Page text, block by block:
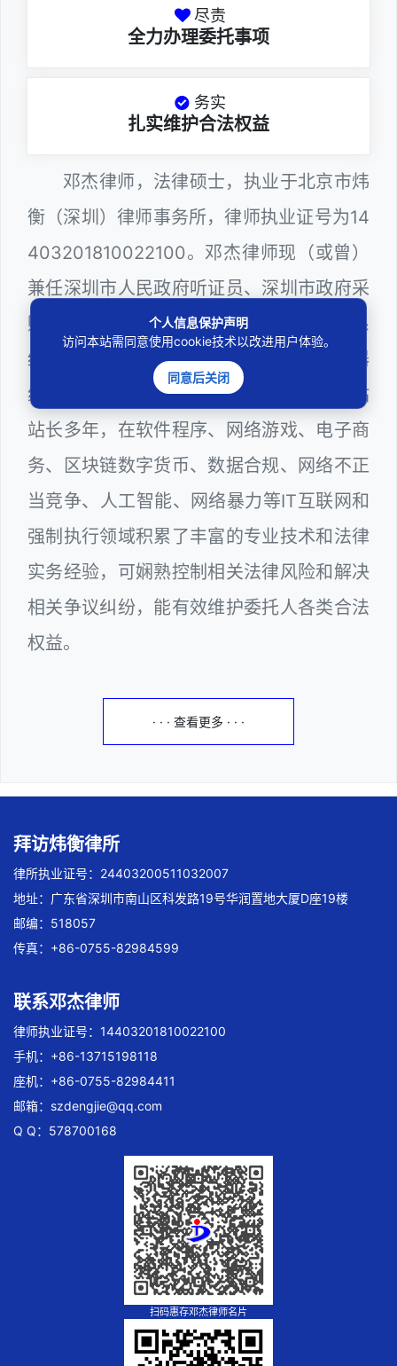
尽责
全力办理委托事项
务实
扎实维护合法权益
邓杰律师，法律硕士，执业于北京市炜
衡（深圳）律师事务所，律师执业证号为14
403201810022100。邓杰律师现（或曾）
兼任深圳市人民政府听证员、深圳市政府采
购评审专家（法律类），深圳市某区政府系
统公职律师、WEB前端开发和 WEB服务器
维护工程师、计算机信息网络安全员和网站
站长多年，在软件程序、网络游戏、电子商
务、区块链数字货币、数据合规、网络不正
当竞争、人工智能、网络暴力等IT互联网和
强制执行领域积累了丰富的专业技术和法律
实务经验，可娴熟控制相关法律风险和解决
相关争议纠纷，能有效维护委托人各类合法
权益。
· · · 查看更多 · · ·
拜访炜衡律所
律所执业证号：24403200511032007
地址：广东省深圳市南山区科发路19号华润置地大厦D座19楼
邮编：518057
传真：+86-0755-82984599
联系邓杰律师
律师执业证号：14403201810022100
手机：+86-13715198118
座机：+86-0755-82984411
邮箱： szdengjie@qq.com
Q Q：578700168
扫码惠存邓杰律师名片
个人信息保护声明
访问本站需同意使用cookie技术以改进用户体验。
同意后关闭